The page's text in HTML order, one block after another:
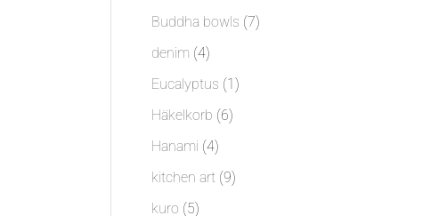
Produkt
Buddha bowls 77
denim 44
Produkte
Eucalyptus 11
Häkelkorb 66
Hanami 44
Produkte
kitchen art 99
kuro 55